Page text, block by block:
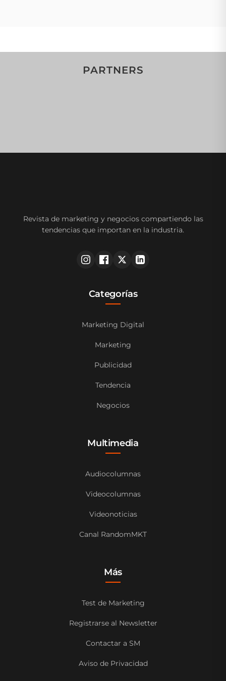
PARTNERS
Revista de marketing y negocios compartiendo las
tendencias que importan en la industria.
Categorías
Marketing Digital
Marketing
Publicidad
Tendencia
Negocios
Multimedia
Audiocolumnas
Videocolumnas
Videonoticias
Canal RandomMKT
Más
Test de Marketing
Registrarse al Newsletter
Contactar a SM
Aviso de Privacidad